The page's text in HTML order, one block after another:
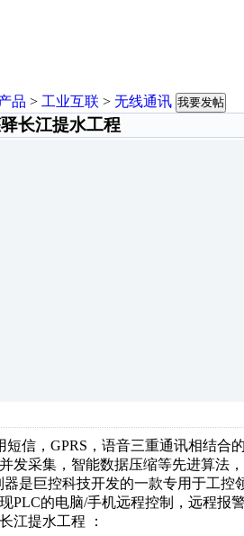
品 > 工业互联 > 无线通讯 我要发帖
长江提水工程
短信，GPRS，语音三重通讯相结
发采集，智能数据压缩等先进算法
器是巨控科技开发的一款专用于工
PLC的电脑/手机远程控制，远程报
江提水工程 ：